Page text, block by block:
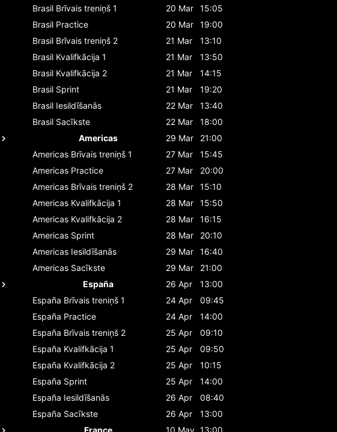
Brasil Brīvais treniņš 1 20 Mar
15:05
Brasil Practice 20 Mar
19:00
Brasil Brīvais treniņš 2 21 Mar
13:10
Brasil Kvalifkācija 1 21 Mar
13:50
Brasil Kvalifkācija 2 21 Mar
14:15
Brasil Sprint 21 Mar
19:20
Brasil Iesildīšanās 22 Mar
13:40
Brasil Sacīkste 22 Mar
18:00
Americas
29 Mar
21:00
Americas Brīvais treniņš 1 27 Mar
15:45
Americas Practice 27 Mar
20:00
Americas Brīvais treniņš 2 28 Mar
15:10
Americas Kvalifkācija 1 28 Mar
15:50
Americas Kvalifkācija 2 28 Mar
16:15
Americas Sprint 28 Mar
20:10
Americas Iesildīšanās 29 Mar
16:40
Americas Sacīkste 29 Mar
21:00
España
26 Apr
13:00
España Brīvais treniņš 1 24 Apr
09:45
España Practice 24 Apr
14:00
España Brīvais treniņš 2 25 Apr
09:10
España Kvalifkācija 1 25 Apr
09:50
España Kvalifkācija 2 25 Apr
10:15
España Sprint 25 Apr
14:00
España Iesildīšanās 26 Apr
08:40
España Sacīkste 26 Apr
13:00
France
10 May 13:00